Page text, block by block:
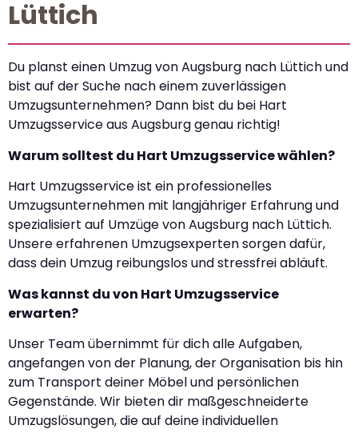
Lüttich
Du planst einen Umzug von Augsburg nach Lüttich und
bist auf der Suche nach einem zuverlässigen
Umzugsunternehmen? Dann bist du bei Hart
Umzugsservice aus Augsburg genau richtig!
Warum solltest du Hart Umzugsservice wählen?
Hart Umzugsservice ist ein professionelles
Umzugsunternehmen mit langjähriger Erfahrung und
spezialisiert auf Umzüge von Augsburg nach Lüttich.
Unsere erfahrenen Umzugsexperten sorgen dafür,
dass dein Umzug reibungslos und stressfrei abläuft.
Was kannst du von Hart Umzugsservice
erwarten?
Unser Team übernimmt für dich alle Aufgaben,
angefangen von der Planung, der Organisation bis hin
zum Transport deiner Möbel und persönlichen
Gegenstände. Wir bieten dir maßgeschneiderte
Umzugslösungen, die auf deine individuellen